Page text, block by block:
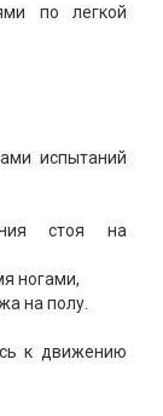
по легкой
испытаний
стоя на
ногами,
на полу.
к движению